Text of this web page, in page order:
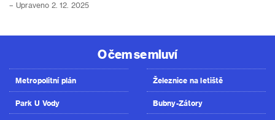
– Upraveno 2. 12. 2025
O čem se mluví
Metropolitní plán
Park U Vody
Železnice na letiště
Bubny-Zátory